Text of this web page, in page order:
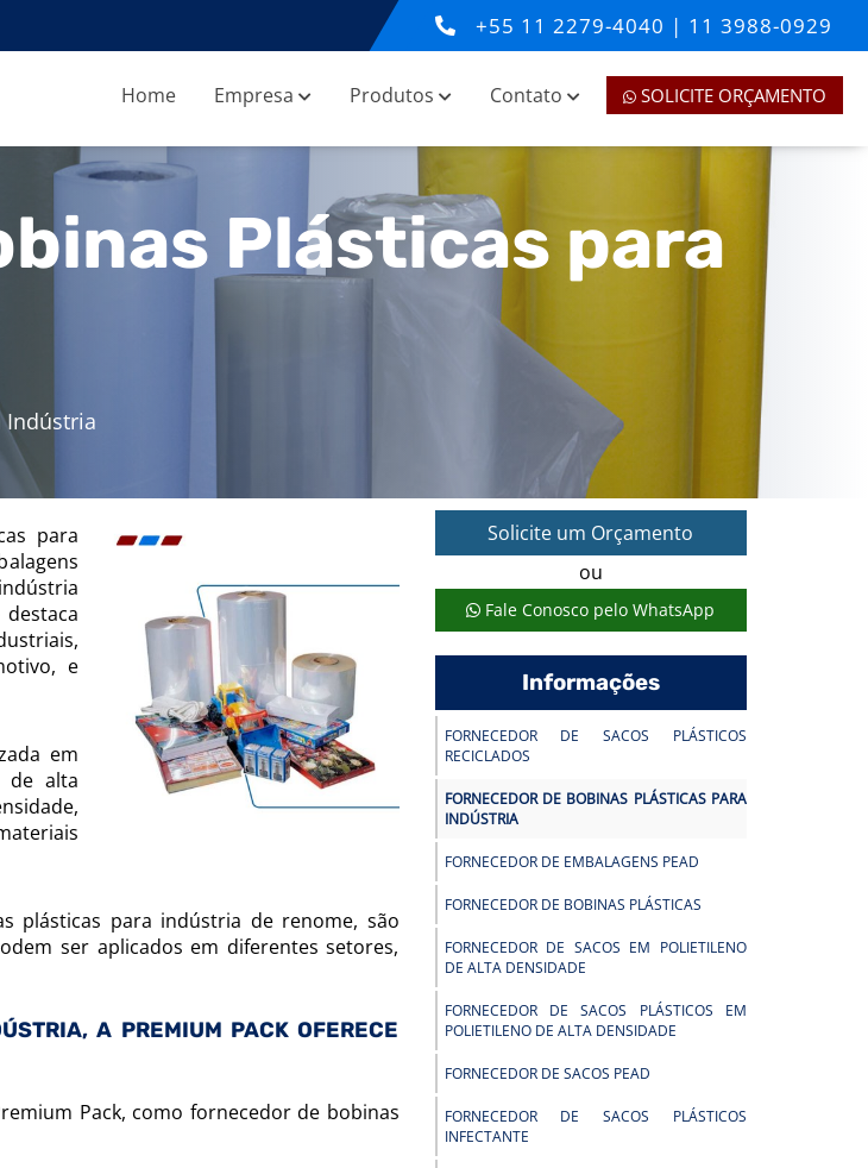
+55 11 2279-4040 | 11 3988-0929
Home Empresa Produtos Contato SOLICITE ORÇAMENTO
Plásticas para
Indústria
para
e
em
de alta
plásticas para indústria de renome, são
ser aplicados em diferentes setores,
A PREMIUM PACK OFERECE
Pack, como fornecedor de bobinas
Solicite um Orçamento
ou
Fale Conosco pelo WhatsApp
Informações
FORNECEDOR DE SACOS PLÁSTICOS
RECICLADOS
FORNECEDOR DE BOBINAS PLÁSTICAS PARA
INDÚSTRIA
FORNECEDOR DE EMBALAGENS PEAD
FORNECEDOR DE BOBINAS PLÁSTICAS
FORNECEDOR DE SACOS EM POLIETILENO
DE ALTA DENSIDADE
FORNECEDOR DE SACOS PLÁSTICOS EM
POLIETILENO DE ALTA DENSIDADE
FORNECEDOR DE SACOS PEAD
FORNECEDOR DE SACOS PLÁSTICOS
INFECTANTE